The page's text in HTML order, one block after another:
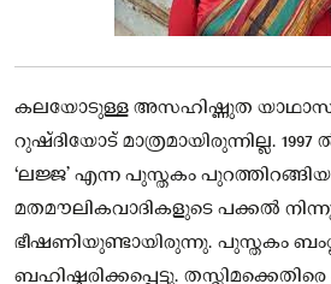
കലയോടുള്ള അസഹിഷ്ണുത
റുഷ്‌ദിയോട് മാത്രമായിരുന്നില്ല. 1997
‘ലജ്ജ’ എന്ന പുസ്തകം
മതമൗലികവാദികളുടെ പക്കൽ
ഭീഷണിയുണ്ടായിരുന്നു. പുസ്തകം
ബഹിഷ്കരിക്കപ്പെട്ടു.